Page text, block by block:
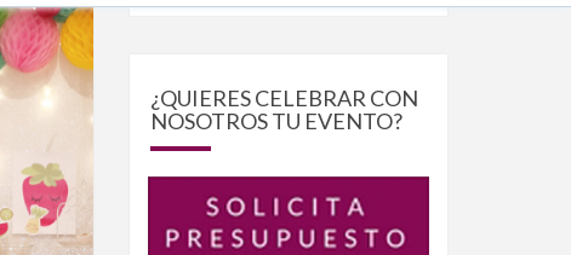
¿QUIERES CELEBRAR CON
NOSOTROS TU EVENTO?